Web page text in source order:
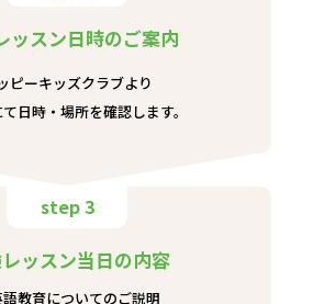
ッスン日時のご案内
ピーキッズクラブより
日時・場所を確認します。
step 3
ッスン当日の内容
教育についてのご説明